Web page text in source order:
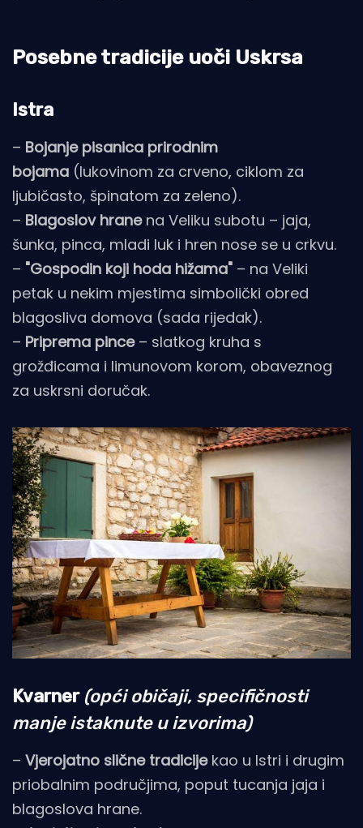
Posebne tradicije uoči Uskrsa
Istra
– Bojanje pisanica prirodnim
bojama (lukovinom za crveno, ciklom za
ljubičasto, špinatom za zeleno).
– Blagoslov hranena Veliku subotu – jaja,
šunka, pinca, mladi luk i hren nose se u crkvu.
– "Gospodin koji hoda hižama" – na Veliki
petak u nekim mjestima simbolički obred
blagosliva domova (sada rijedak).
– Priprema pince– slatkog kruha s
grožđicama i limunovom korom, obaveznog
za uskrsni doručak.
Kvarner (opći običaji, specifičnosti
manje istaknute u izvorima)
– Vjerojatno slične tradicijekao u Istri i drugim
priobalnim područjima, poput tucanja jaja i
blagoslova hrane.